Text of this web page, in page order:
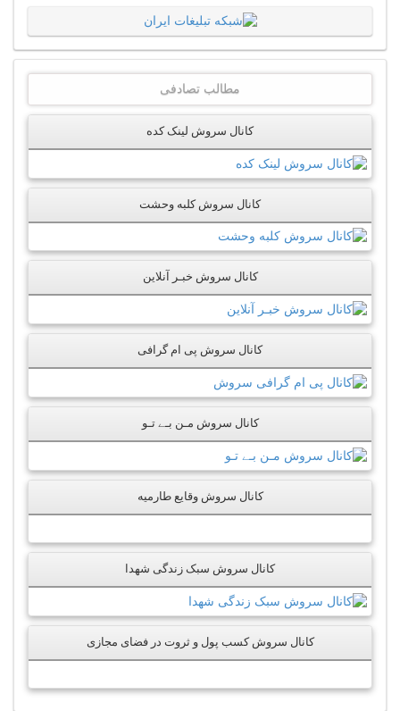
مطالب تصادفی
کانال سروش لینک کده
کانال سروش کلبه وحشت
کانال سروش خبـر آنلاین
کانال سروش پی ام گرافی
کانال سروش مـن بـے تـو
کانال سروش وقایع طارمیه
کانال سروش سبک زندگی شهدا
کانال سروش کسب پول و ثروت در فضای مجازی